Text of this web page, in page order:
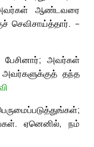
அவர்கள் ஆண்டவரை
செவிசாய்த்தார். –
பேசினார்; அவர்கள்
தந்த
ஏனெனில், நம்